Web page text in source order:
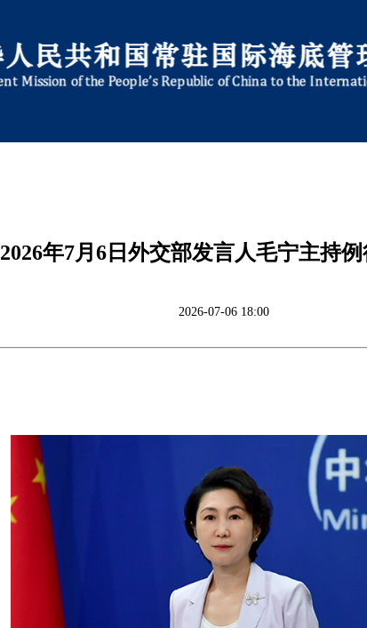
2026年7月6日外交部发言人毛宁主持
2026-07-06 18:00